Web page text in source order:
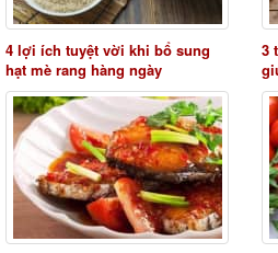
4 lợi ích tuyệt vời khi bổ sung
hạt mè rang hàng ngày
3